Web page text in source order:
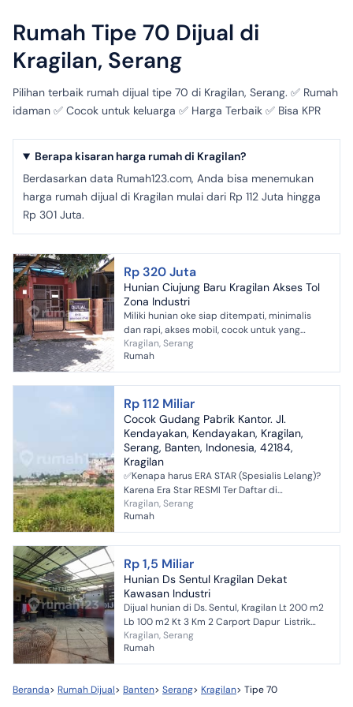
Rumah Tipe 70 Dijual di
Kragilan, Serang
Pilihan terbaik rumah dijual tipe 70 di Kragilan, Serang. ✅ Rumah
idaman ✅ Cocok untuk keluarga ✅ Harga Terbaik ✅ Bisa KPR
Berapa kisaran harga rumah di Kragilan?
Berdasarkan data Rumah123.com, Anda bisa menemukan
harga rumah dijual di Kragilan mulai dari Rp 112 Juta hingga
Rp 301 Juta.
Rp 320 Juta
Hunian Ciujung Baru Kragilan Akses Tol
Zona Industri
Miliki hunian oke siap ditempati, minimalis
dan rapi, akses mobil, cocok untuk yang
sedang mencari rumah pertama, carport 1, AC
1, listrik 900, air...
Kragilan, Serang
Rumah
Rp 112 Miliar
Cocok Gudang Pabrik Kantor. Jl.
Kendayakan, Kendayakan, Kragilan,
Serang, Banten, Indonesia, 42184,
Kragilan
✅Kenapa harus ERA STAR (Spesialis Lelang)?
Karena Era Star RESMI Ter Daftar di
KEMENTRIAN PERDAGANGAN dengan Nomer
SIU P4 • Lokasi aset lelang...
Kragilan, Serang
Rumah
Rp 1,5 Miliar
Hunian Ds Sentul Kragilan Dekat
Kawasan Industri
Dijual hunian di Ds. Sentul, Kragilan Lt 200 m2
Lb 100 m2 Kt 3 Km 2 Carport Dapur Listrik
1200va Air jetpump SHM NA00318xxxx
Kragilan, Serang
Rumah
Beranda> Rumah Dijual> Banten> Serang> Kragilan> Tipe 70